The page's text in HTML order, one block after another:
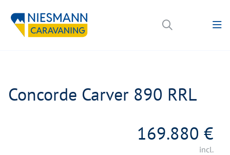
Concorde Carver 890 RRL
169.880 €
incl.